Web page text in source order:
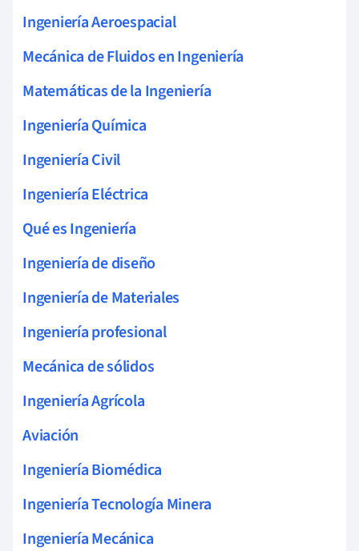
Ingeniería Aeroespacial
Mecánica de Fluidos en Ingeniería
Matemáticas de la Ingeniería
Ingeniería Química
Ingeniería Civil
Ingeniería Eléctrica
Qué es Ingeniería
Ingeniería de diseño
Ingeniería de Materiales
Ingeniería profesional
Mecánica de sólidos
Ingeniería Agrícola
Aviación
Ingeniería Biomédica
Ingeniería Tecnología Minera
Ingeniería Mecánica